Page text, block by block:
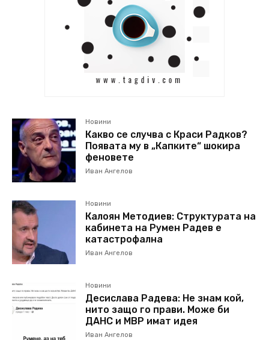
Новини
Какво се случва с Краси Радков?
Появата му в „Капките“ шокира
феновете
Иван Ангелов
Новини
Калоян Методиев: Структурата на
кабинета на Румен Радев е
катастрофална
Иван Ангелов
Новини
Десислава Радева: Не знам кой,
нито защо го прави. Може би
ДАНС и МВР имат идея
Иван Ангелов